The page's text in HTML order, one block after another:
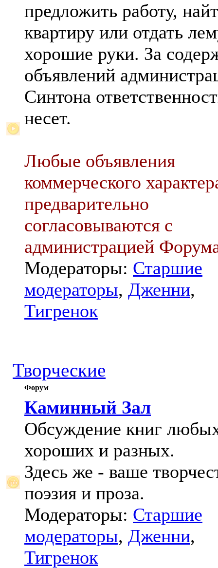
предложить работу,
квартиру или отдать
хорошие руки. За
объявлений
Синтона
несет.
Любые объявления
коммерческого
предварительно
согласовываются с
администрацией
Модераторы: Старшие
модераторы, Дженни,
Тигренок
Творческие
Форум
Каминный Зал
Обсуждение книг
хороших и разных.
Здесь же - ваше
поэзия и проза.
Модераторы: Старшие
модераторы, Дженни,
Тигренок